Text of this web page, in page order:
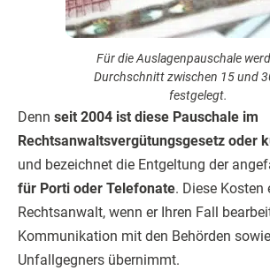
Für die Auslagenpauschale
Durchschnitt zwischen 15 und
festgelegt.
Denn seit 2004 ist diese Pauschale im
Rechtsanwaltsvergütungsgesetz oder
und bezeichnet die Entgeltung der
für Porti oder Telefonate. Diese Kosten
Rechtsanwalt, wenn er Ihren Fall
Kommunikation mit den Behörden
Unfallgegners übernimmt.